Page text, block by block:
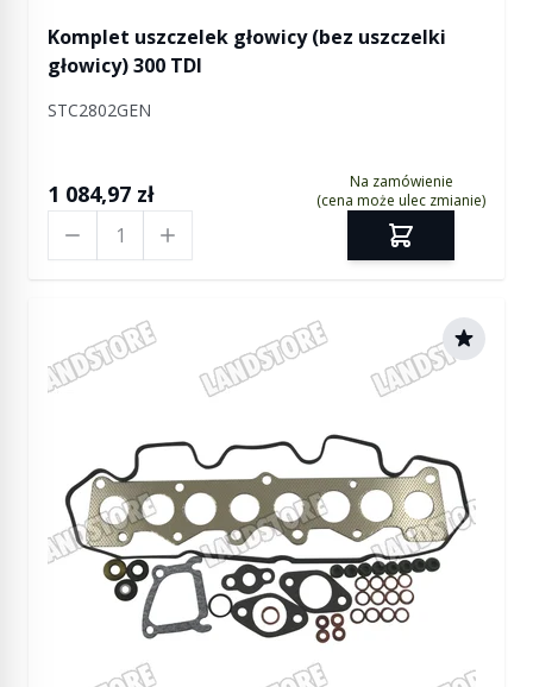
Komplet uszczelek głowicy (bez uszczelki
głowicy) 300 TDI
STC2802GEN
1 084,97 zł
Na zamówienie
(cena może ulec zmianie)